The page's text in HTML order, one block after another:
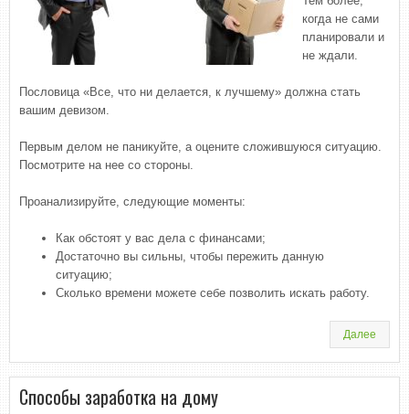
когда не сами
планировали и
не ждали.
Пословица «Все, что ни делается, к лучшему» должна стать
вашим девизом.
Первым делом не паникуйте, а оцените сложившуюся ситуацию.
Посмотрите на нее со стороны.
Проанализируйте, следующие моменты:
Как обстоят у вас дела с финансами;
Достаточно вы сильны, чтобы пережить данную
ситуацию;
Сколько времени можете себе позволить искать работу.
Далее
Способы заработка на дому